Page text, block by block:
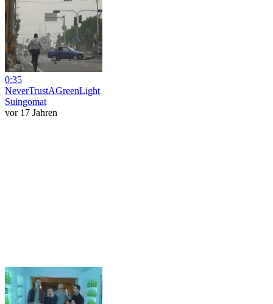
0:35
NeverTrustAGreenLight
Suingomat
vor 17 Jahren